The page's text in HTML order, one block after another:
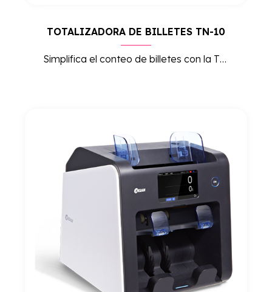
TOTALIZADORA DE BILLETES TN-10
Simplifica el conteo de billetes con la TN-10, una totalizadora compacta y precisa. Ideal para pequeños y medianos volúmenes de efectivo, asegurando rapidez y fiabilidad.